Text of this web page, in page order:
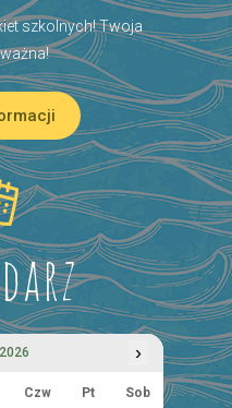
szkolnych! Twoja
›
Czw Pt
Sob